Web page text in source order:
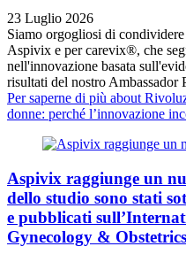
23 Luglio 2026
Siamo orgogliosi di
Aspivix e per carevix®, che
nell'innovazione basata
risultati del nostro Ambassador
Per saperne di più about
donne: perché l’innovazione
Aspivix raggiunge un
dello studio sono stati
e pubblicati
Gynecology & Obstetrics